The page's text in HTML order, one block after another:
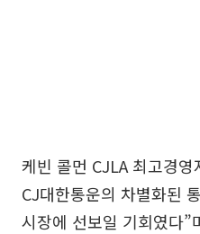
케빈 콜먼 CJLA 최고경
CJ대한통운의 차별화된
시장에 선보일 기회였다